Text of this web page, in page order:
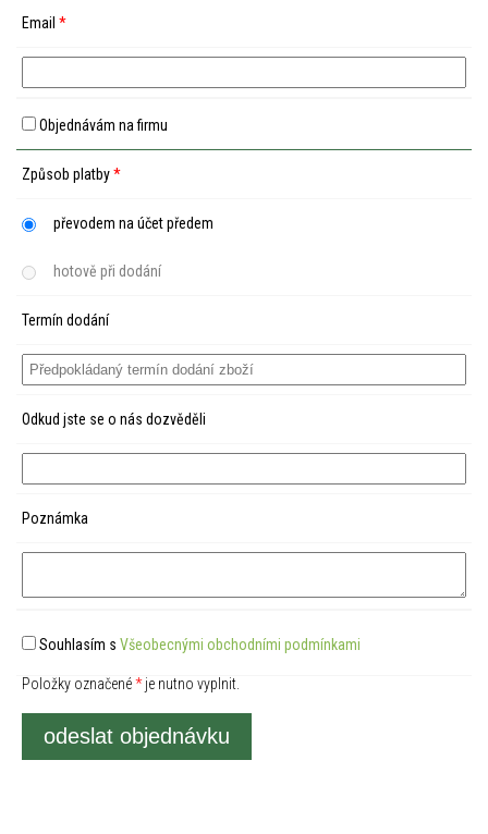
Email *
Objednávám na firmu
Způsob platby*
převodem na účet předem
hotově při dodání
Termín dodání
Odkud jste se o nás dozvěděli
Poznámka
Souhlasím s Všeobecnými obchodními podmínkami
Položky označené*je nutno vyplnit.
odeslat objednávku